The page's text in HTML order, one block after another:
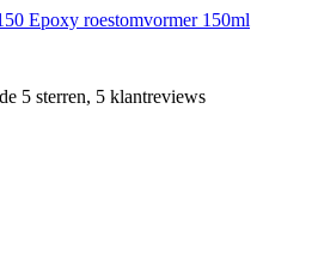
Epoxy roestomvormer 150ml
5 sterren, 5 klantreviews